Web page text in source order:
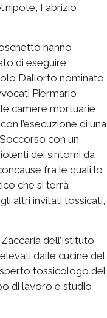
Fabrizio,
hanno
di eseguire
Dallorto nominato
Piermario
camere mortuarie
l’esecuzione di una
con un
dei sintomi da
fra le quali lo
che si terrà
altri invitati tossicati,
dell’Istituto
dalle cucine del
tossicologo del
di lavoro e studio